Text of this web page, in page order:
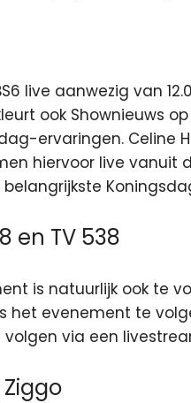
live aanwezig van
ook Shownieuws
ervaringen. Celine
hiervoor live vanuit
en TV 538
is natuurlijk ook te
het evenement te
via een